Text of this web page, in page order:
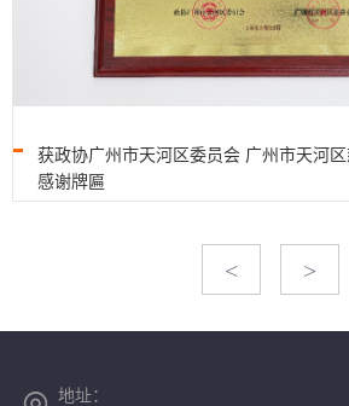
获政协广州市天河区委员会 广州市天河
感谢牌匾
< >
地址：